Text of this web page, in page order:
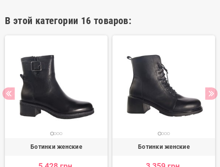
В этой категории 16 товаров:
Ботинки женские Ботинки женские